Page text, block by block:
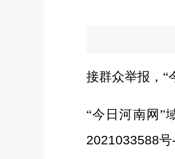
接群众举报，“
“今日河南网”
2021033588号